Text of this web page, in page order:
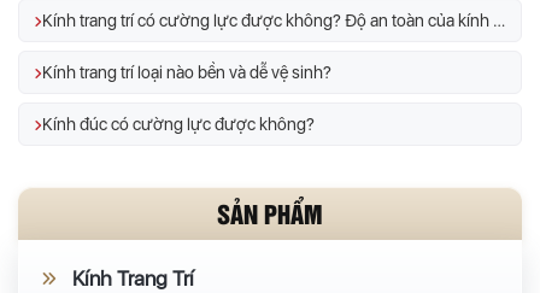
Kính trang trí có cường lực được không? Độ an toàn của kính trang trí
Kính trang trí loại nào bền và dễ vệ sinh?
Kính đúc có cường lực được không?
SẢN PHẨM
Kính Trang Trí